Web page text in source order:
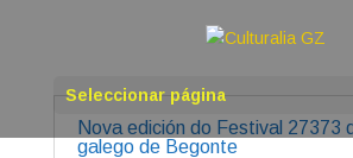
Seleccionar página
Nova edición do Festival 27373
galego de Begonte